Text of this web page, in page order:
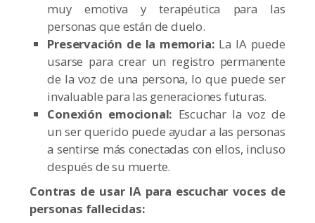
muy emotiva y terapéutica para las
personas que están de duelo.
Preservación de la memoria: La IA puede
usarse para crear un registro permanente
de la voz de una persona, lo que puede ser
invaluable para las generaciones futuras.
Conexión emocional: Escuchar la voz de
un ser querido puede ayudar a las personas
a sentirse más conectadas con ellos, incluso
después de su muerte.
Contras de usar IA para escuchar voces de
personas fallecidas: